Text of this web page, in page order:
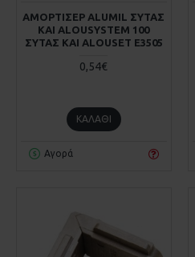
ΑΜΟΡΤΙΣΕΡ ALUMIL ΣΥΤΑΣ
KAI ALOUSYSTEM 100
ΣΥΤΑΣ KAI ALOUSET E3505
0,54€
ΚΑΛΆΘΙ
Αγορά